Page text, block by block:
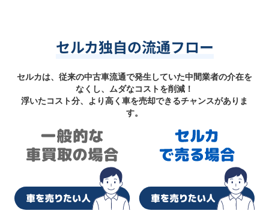
セルカ独自の流通フロー
セルカは、従来の中古車流通で発生していた中間業者の介在を
なくし、ムダなコストを削減！
浮いたコスト分、より高く車を売却できるチャンスがありま
す。